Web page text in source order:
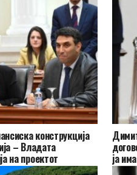
конструкција
– Владата
на проектот ја